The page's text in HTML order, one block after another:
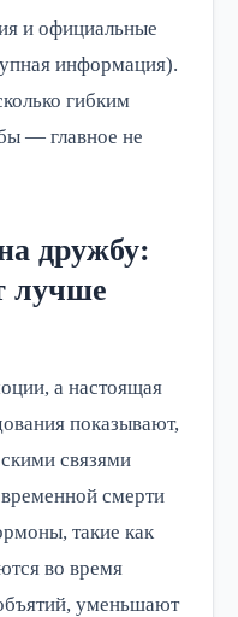
и официальные
информация).
гибким
— главное не
дружбу:
лучше
а настоящая
показывают,
связями
смерти
такие как
во время
уменьшают